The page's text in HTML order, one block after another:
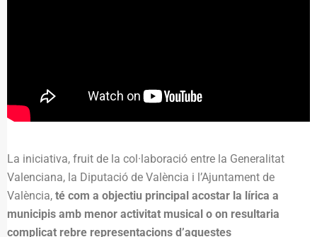
La iniciativa, fruit de la col·laboració entre la Generalitat
Valenciana, la Diputació de València i l’Ajuntament de
València, té com a objectiu principal acostar la lírica a
municipis amb menor activitat musical o on resultaria
complicat rebre representacions d’aquestes